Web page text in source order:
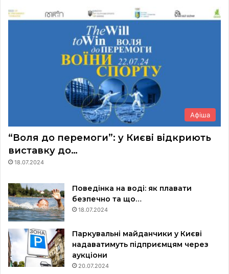
Афіша
“Воля до перемоги”: у Києві відкриють
виставку до…
18.07.2024
Поведінка на воді: як плавати
безпечно та що…
18.07.2024
Паркувальні майданчики у Києві
надаватимуть підприємцям через
аукціони
20.07.2024